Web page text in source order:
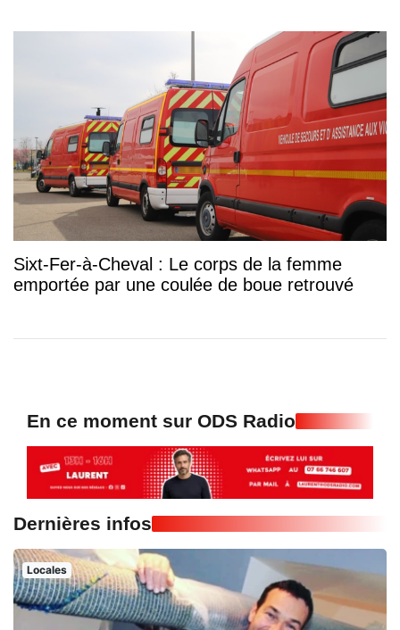
Sixt-Fer-à-Cheval : Le corps de la femme
emportée par une coulée de boue retrouvé
En ce moment sur ODS Radio
Dernières infos
Locales